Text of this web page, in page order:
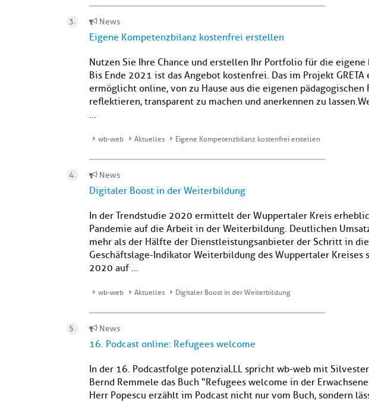
News
Eigene Kompetenzbilanz kostenfrei erstellen
Nutzen Sie Ihre Chance und erstellen Ihr Portfolio für die
Bis Ende 2021 ist das Angebot kostenfrei. Das im Projekt
ermöglicht online, von zu Hause aus die eigenen pädagogischen
reflektieren, transparent zu machen und anerkennen zu lassen.
...
wb-web Aktuelles Eigene Kompetenzbilanz kostenfrei erstellen
News
Digitaler Boost in der Weiterbildung
In der Trendstudie 2020 ermittelt der Wuppertaler Kreis
Pandemie auf die Arbeit in der Weiterbildung. Deutlichen
mehr als der Hälfte der Dienstleistungsanbieter der Schritt in
Geschäftslage-Indikator Weiterbildung des Wuppertaler Kreises
2020 auf ...
wb-web Aktuelles Digitaler Boost in der Weiterbildung
News
16. Podcast online: Refugees welcome
In der 16. Podcastfolge potenziaLLL spricht wb-web mit
Bernd Remmele das Buch "Refugees welcome in der
Herr Popescu erzählt im Podcast nicht nur vom Buch, sondern